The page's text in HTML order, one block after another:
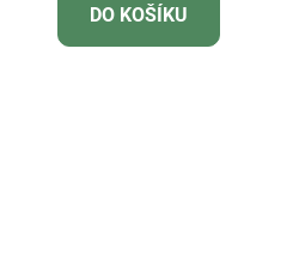
4,7
z
DO KOŠÍKU